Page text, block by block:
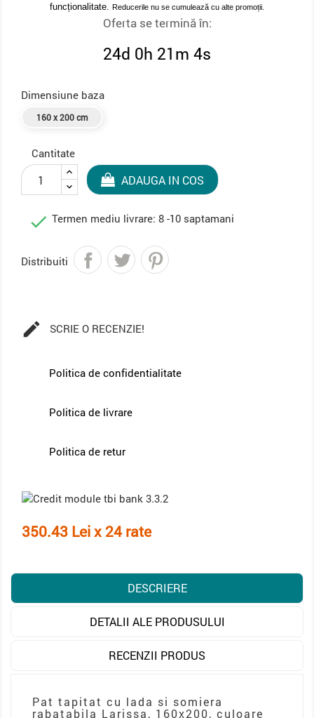
funcționalitate. Reducerile nu se cumulează cu alte promoții.
Oferta se termină în:
24d 0h 21m 3s
Dimensiune baza
160 x 200 cm
Cantitate
ADAUGA IN COS
 Termen mediu livrare: 8 -10 saptamani
Distribuiti
 SCRIE O RECENZIE!
Politica de confidentialitate
Politica de livrare
Politica de retur
350.43 Lei x 24 rate
DESCRIERE
DETALII ALE PRODUSULUI
RECENZII PRODUS
Pat tapitat cu lada si somiera
rabatabila Larissa, 160x200, culoare